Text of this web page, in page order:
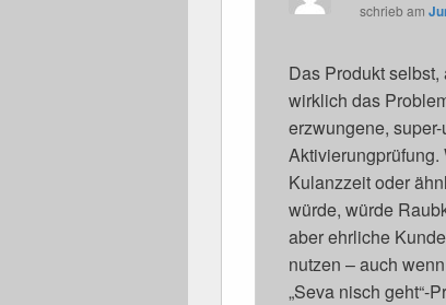
schriebam
Das Produkt
wirklich das
erzwungene,
Kulanzzeit oder
würde, würde
aber ehrliche
nutzen – auch
„Seva nisch geht“-